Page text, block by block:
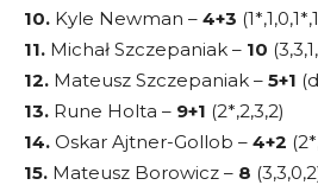
10. Kyle Newman – 4+3
11. Michał Szczepaniak – 10
12. Mateusz Szczepaniak – 5+1
13. Rune Holta – 9+1 (2*,2,3,2)
14. Oskar Ajtner-Gollob – 4+2
15. Mateusz Borowicz – 8